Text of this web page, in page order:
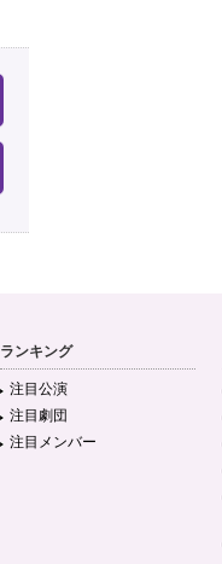
ランキング
注目公演
注目劇団
注目メンバー